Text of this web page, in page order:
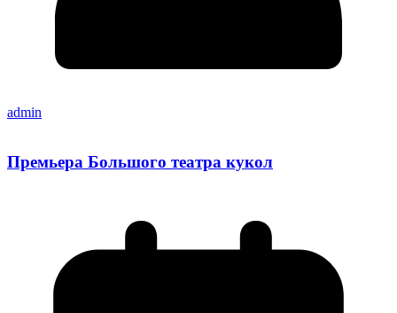
admin
Премьера Большого театра кукол